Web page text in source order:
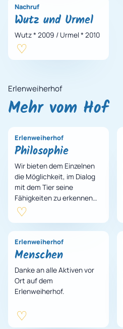
Nachruf
Wutz und Urmel
Wutz * 2009 / Urmel * 2010
Erlenweiherhof
Mehr vom Hof
Erlenweiherhof
Philosophie
Wir bieten dem Einzelnen
die Möglichkeit, im Dialog
mit dem Tier seine
Fähigkeiten zu erkennen
und selbstbestimmt
weiterzuentwickeln.
Erlenweiherhof
Menschen
Danke an alle Aktiven vor
Ort auf dem
Erlenweiherhof.